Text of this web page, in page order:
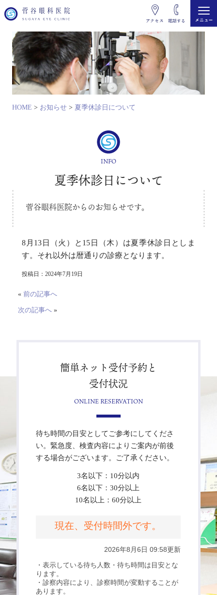
HOME > お知らせ > 夏季休診日について
INFO
夏季休診日について
菅谷眼科医院からのお知らせです。
8月13日（火）と15日（木）は夏季休診日としま
す。それ以外は暦通りの診療となります。
投稿日：2024年7月19日
« 前の記事へ
次の記事へ »
簡単ネット受付予約と
受付状況
ONLINE RESERVATION
待ち時間の目安としてご参考にしてくださ
い。緊急度、検査内容によりご案内が前後
する場合がございます。ご了承ください。
3名以下：10分以内
6名以下：30分以上
10名以上：60分以上